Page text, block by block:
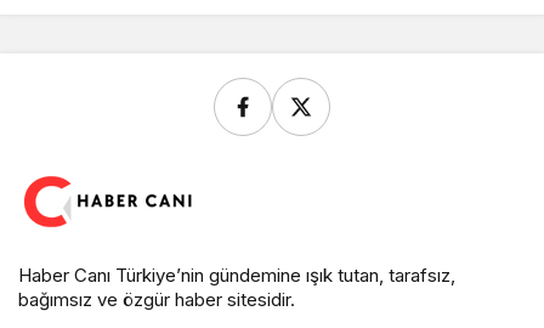
Haber Canı Türkiye’nin gündemine ışık tutan, tarafsız,
bağımsız ve özgür haber sitesidir.